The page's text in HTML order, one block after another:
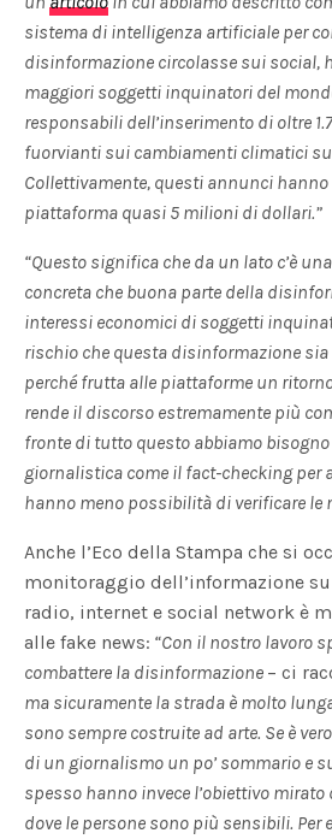
sistema di intelligenza artificiale per
disinformazione circolasse sui social,
maggiori soggetti inquinatori del
responsabili dell’inserimento di oltre
fuorvianti sui cambiamenti climatici su
Collettivamente, questi annunci
piattaforma quasi 5 milioni di dollari.”
“Questo significa che da un lato c’è
concreta che buona parte della
interessi economici di soggetti
rischio che questa disinformazione
perché frutta alle piattaforme un
rende il discorso estremamente più
fronte di tutto questo abbiamo bisogno
giornalistica come il fact-checking per
hanno meno possibilità di verificare le
Anche l’Eco della Stampa che si
monitoraggio dell’informazione
radio, internet e social network è
alle fake news: “Con il nostro lavoro
combattere la disinformazione – ci
ma sicuramente la strada è molto
sono sempre costruite ad arte. Se è
di un giornalismo un po’ sommario e
spesso hanno invece l’obiettivo
dove le persone sono più sensibili. Per